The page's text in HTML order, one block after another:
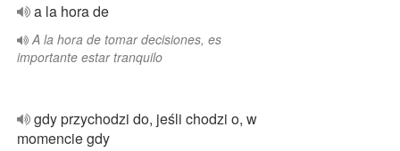
a la hora de
A la hora de tomar decisiones, es
importante estar tranquilo
gdy przychodzi do, jeśli chodzi o, w
momencie gdy